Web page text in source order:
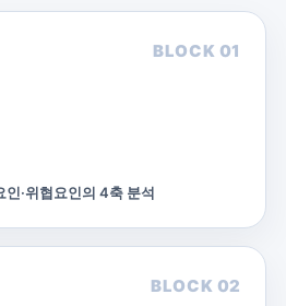
BLOCK 01
인·위협요인의 4축 분석
BLOCK 02